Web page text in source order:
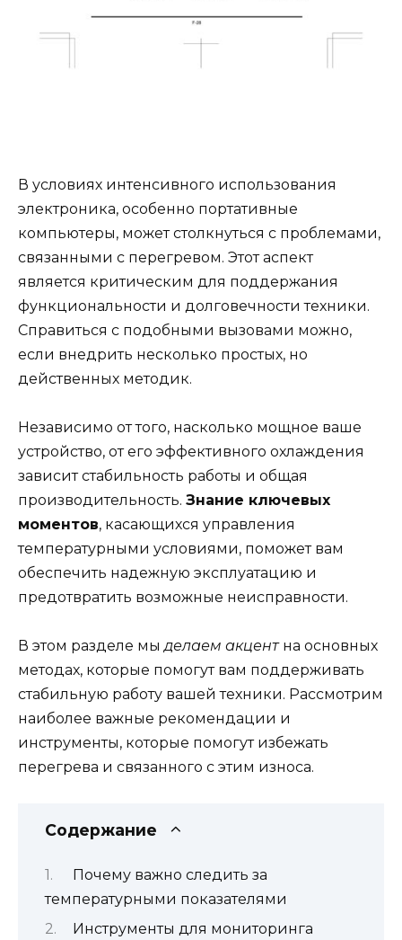
В условиях интенсивного использования
электроника, особенно портативные
компьютеры, может столкнуться с проблемами,
связанными с перегревом. Этот аспект
является критическим для поддержания
функциональности и долговечности техники.
Справиться с подобными вызовами можно,
если внедрить несколько простых, но
действенных методик.
Независимо от того, насколько мощное ваше
устройство, от его эффективного охлаждения
зависит стабильность работы и общая
производительность. Знание ключевых
моментов, касающихся управления
температурными условиями, поможет вам
обеспечить надежную эксплуатацию и
предотвратить возможные неисправности.
В этом разделе мыделаем акцентна основных
методах, которые помогут вам поддерживать
стабильную работу вашей техники. Рассмотрим
наиболее важные рекомендации и
инструменты, которые помогут избежать
перегрева и связанного с этим износа.
Содержание
Почему важно следить за
температурными показателями
Инструменты для мониторинга